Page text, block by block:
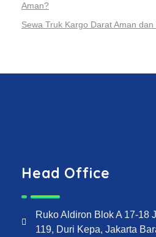
Aman?
Sewa Truk Kargo Darat Aman dan
Head Office
Ruko Aldiron Blok A 17-18
119, Duri Kepa, Jakarta